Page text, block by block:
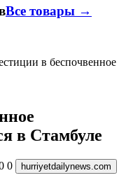
Все товары →
в беспочвенное
в Стамбуле
0
hurriyetdailynews.com